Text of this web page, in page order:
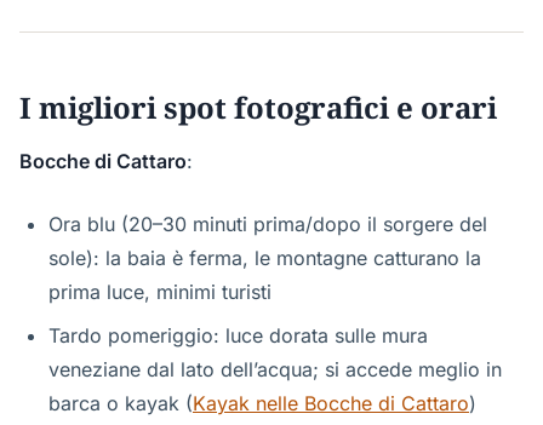
I migliori spot fotografici e orari
Bocche di Cattaro:
Ora blu (20–30 minuti prima/dopo il sorgere del
sole): la baia è ferma, le montagne catturano la
prima luce, minimi turisti
Tardo pomeriggio: luce dorata sulle mura
veneziane dal lato dell’acqua; si accede meglio in
barca o kayak (Kayak nelle Bocche di Cattaro)